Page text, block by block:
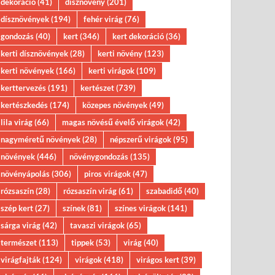
dísznövények(194) fehér virág(76)
gondozás(40) kert(346) kert dekoráció(36)
kerti dísznövények(28) kerti növény(123)
kerti növények(166) kerti virágok(109)
kerttervezés(191) kertészet(739)
kertészkedés(174) közepes növények(49)
lila virág(66) magas növésű évelő virágok(42)
nagyméretű növények(28) népszerű virágok(95)
növények(446) növénygondozás(135)
növényápolás(306) piros virágok(47)
rózsaszín(28) rózsaszín virág(61) szabadidő(40)
szép kert(27) színek(81) színes virágok(141)
sárga virág(42) tavaszi virágok(65)
természet(113) tippek(53) virág(40)
virágfajták(124) virágok(418) virágos kert(39)